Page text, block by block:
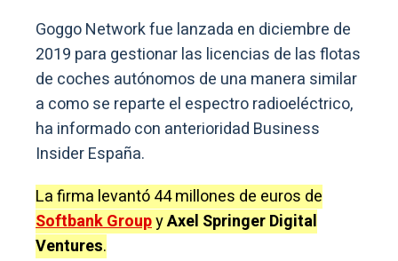
Goggo Network fue lanzada en diciembre de
2019 para gestionar las licencias de las flotas
de coches autónomos de una manera similar
a como se reparte el espectro radioeléctrico,
ha informado con anterioridad Business
Insider España.
La firma levantó 44 millones de euros de
Softbank GroupyAxel Springer Digital
Ventures.